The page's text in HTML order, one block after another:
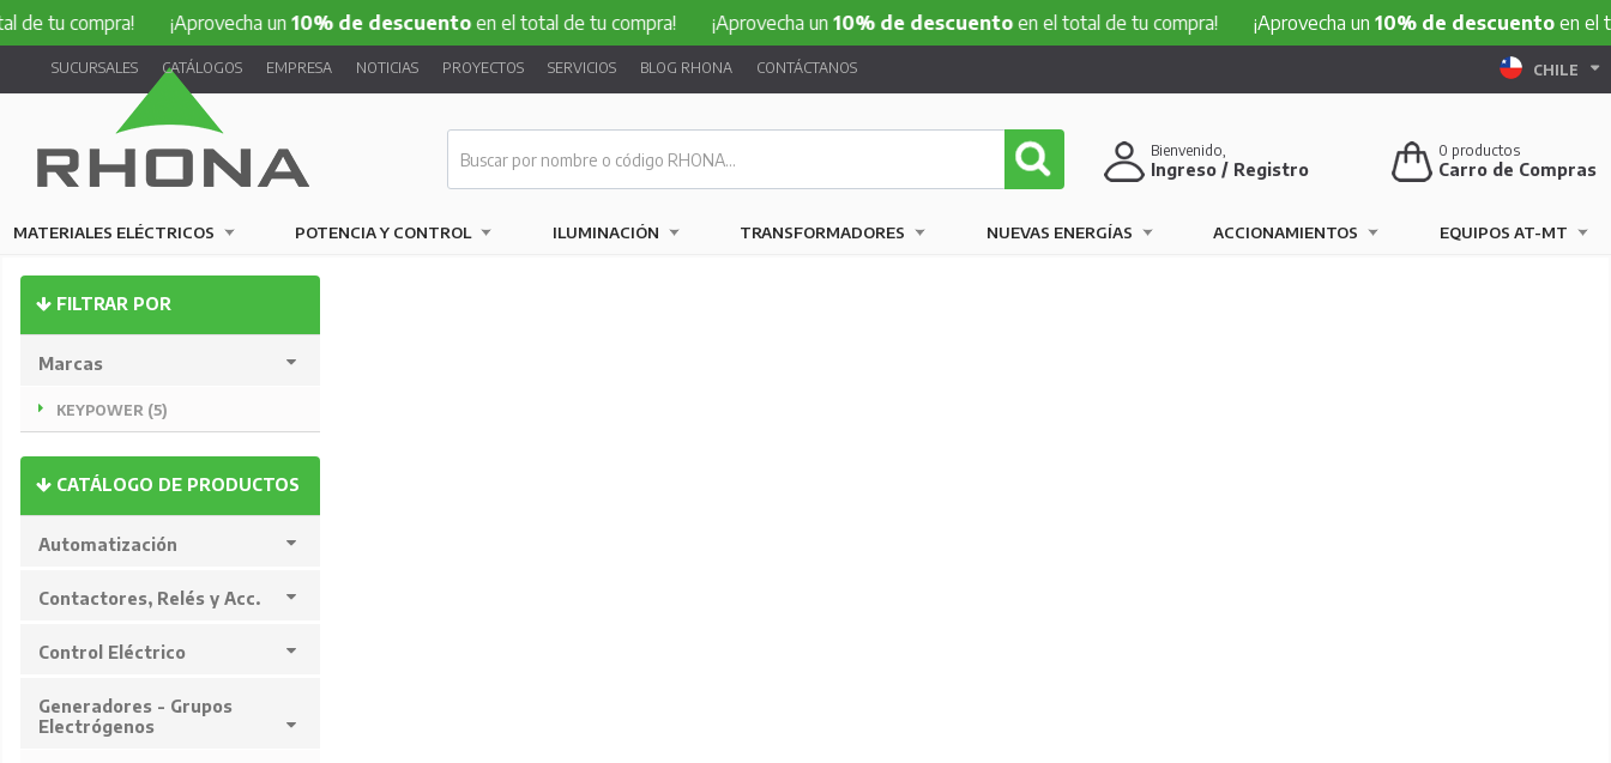
tu compra! ¡Aprovecha un10% de descuentoen el total de tu compra! ¡Aprovecha un10% de descuentoen el total de tu compra! ¡Aprovecha un 10% de descuentoen el
SUCURSALES CATÁLOGOS EMPRESA NOTICIAS PROYECTOS SERVICIOS BLOG RHONA CONTÁCTANOS CHILE
0 productos
Carro de Compras
Bienvenido,
Ingreso / Registro
MATERIALES ELÉCTRICOS POTENCIA Y CONTROL ILUMINACIÓN TRANSFORMADORES NUEVAS ENERGÍAS ACCIONAMIENTOS EQUIPOS AT-MT
FILTRAR POR
Marcas
KEYPOWER (5)
CATÁLOGO DE PRODUCTOS
Automatización
Contactores, Relés y Acc.
Control Eléctrico
Generadores - Grupos
Electrógenos